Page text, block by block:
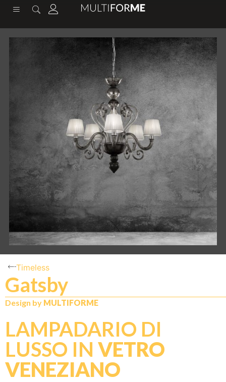
contenuto
IT
Timeless
Gatsby
Design by MULTIFORME
LAMPADARIO DI
LUSSO IN VETRO
VENEZIANO